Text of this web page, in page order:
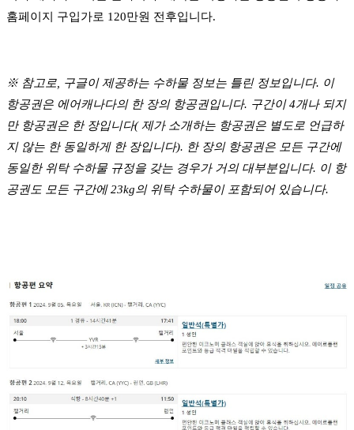
홈페이지 구입가로 120만원 전후입니다.
※ 참고로, 구글이 제공하는 수하물 정보는 틀린 정보입니다. 이
항공권은 에어캐나다의 한 장의 항공권입니다. 구간이 4개나 되지
만 항공권은 한 장입니다( 제가 소개하는 항공권은 별도로 언급하
지 않는 한 동일하게 한 장입니다). 한 장의 항공권은 모든 구간에
동일한 위탁 수하물 규정을 갖는 경우가 거의 대부분입니다. 이 항
공권도 모든 구간에 23kg의 위탁 수하물이 포함되어 있습니다.